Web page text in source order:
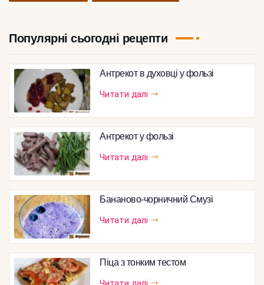
Популярні сьогодні рецепти
Антрекот в духовці у фользі
Читати далі
Антрекот у фользі
Читати далі
Бананово-чорничний Смузі
Читати далі
Піца з тонким тестом